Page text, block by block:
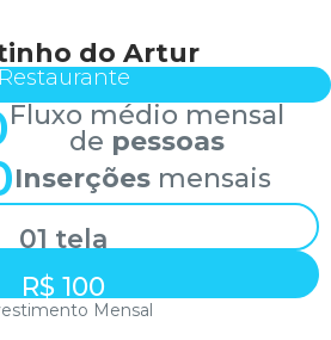
do Artur
Restaurante
Fluxo médio mensal
de pessoas
Inserçõesmensais
01 tela
R$ 100
Mensal